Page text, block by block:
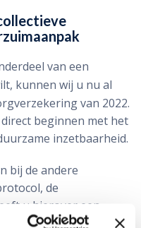
van een
kunnen wij u nu al
van 2022.
beginnen met het
inzetbaarheid.
bij de andere
de
u hierover een
Bel 0172 611